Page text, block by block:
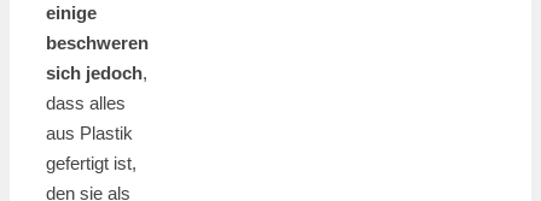
einige
beschweren
sich jedoch,
dass alles
aus Plastik
gefertigt ist,
den sie als